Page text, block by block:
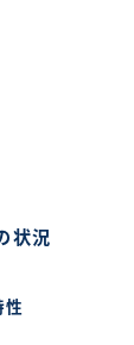
状況
性